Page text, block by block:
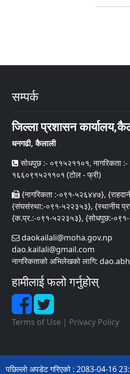
सम्पर्क
जिल्ला प्रशासन
धनगढी, कैलाली
सोधपुछ :- ०९१५२११०१, नागरिकता
१६६०९१५२११०१ (टोल - फ्री)
{नागरिकता :-०९१-५२६४४७},
{संघसंस्था:-०९१-५२२३५३}, {स्थानीय
{क.प्र.:-०९१-५२२३५३}, {सोधपुछ:-
daokailali@moha.gov.np
dao.kailali@gmail.com
नागरिकताको अभिलेखको लागि:
हामीलाई फलो गर्नुहोस्
Terms of Use | Privacy Policy
पछिल्लो अपडेट गरिएको : 2083-04-16